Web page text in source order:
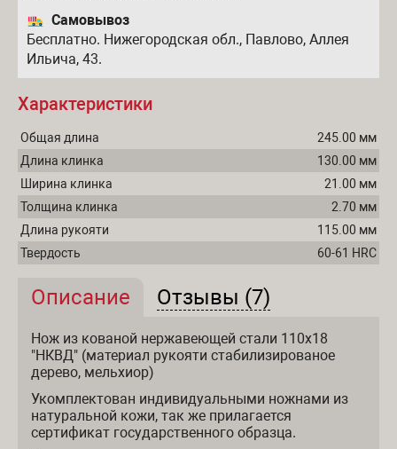
Самовывоз
Бесплатно. Нижегородская обл., Павлово, Аллея
Ильича, 43.
Описание и отзывы
Описание (активная вкладка)
Отзывы (7)
Нож из кованой нержавеющей стали 110х18
"НКВД" (материал рукояти стабилизированое
дерево, мельхиор)
Укомплектован индивидуальными ножнами из
натуральной кожи, так же прилагается
сертификат государственного образца.
Характеристики
Общая длина
245.00 мм
Длина клинка
130.00 мм
Ширина клинка
21.00 мм
Толщина клинка
2.70 мм
Длина рукояти
115.00 мм
Твердость
60-61 HRC